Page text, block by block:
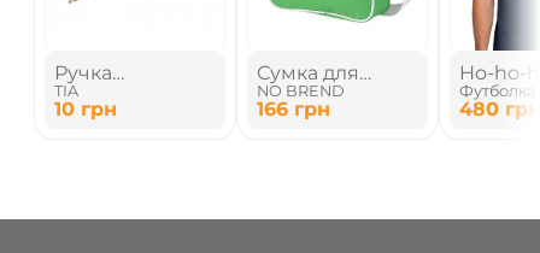
Ручка
пластиковая с
металлическим
TIA
10 грн
Сумка для
планшета
NO BREND
166 грн
Ho-ho-
Футболка
принтом
480 грн